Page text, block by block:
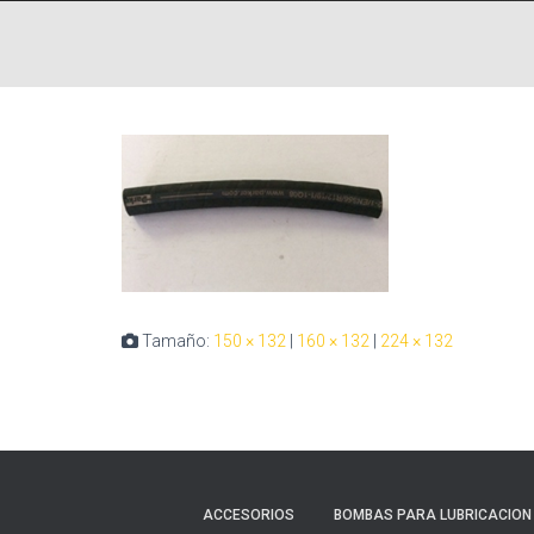
Tamaño: 150 × 132 160 × 132 224 × 132
ACCESORIOS BOMBAS PARA LUBRICACION